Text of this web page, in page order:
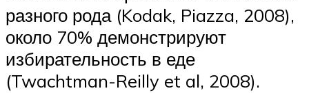
разного рода (Kodak, Piazza, 2008),
около 70% демонстрируют
избирательность в еде
(Twachtman-Reilly et al, 2008).